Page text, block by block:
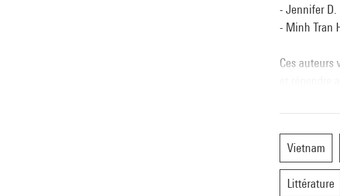
- Jennifer D.
- Minh Tran
Ces auteurs
et
Carole
Est née en
parisienne.
Vietnam
Littérature